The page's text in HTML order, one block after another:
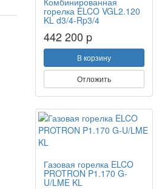
горелка ELCO VGL2.120
KL d3/4-Rp3/4
442 200 p
В корзину
Отложить
Газовая горелка ELCO
PROTRON P1.170 G-
U/LME KL